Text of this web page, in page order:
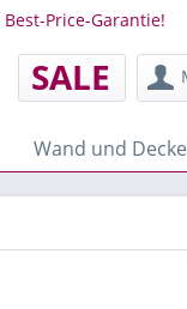
Best-Price-Garantie!
SALE
Wand und Decke